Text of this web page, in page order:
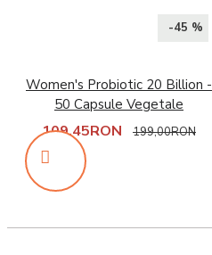
-45 %
Women's Probiotic 20 Billion -
50 Capsule Vegetale
109,45RON 199,00RON